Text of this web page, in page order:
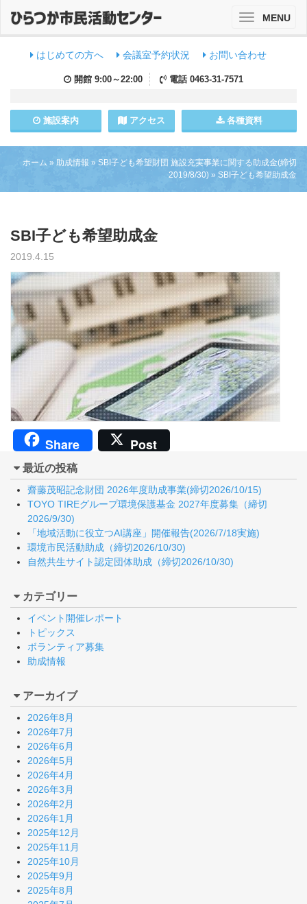
はじめての方へ 会議室予約状況 お問い合わせ
開館 9:00～22:00 電話 0463-31-7571
施設案内 アクセス 各種資料
ToggleMENU
ホーム » 助成情報 » SBI子ども希望財団 施設充実事業に関する助成金(締切
2019/8/30) » SBI子ども希望助成金
SBI子ども希望助成金
2019.4.15
Share Post
最近の投稿
齋藤茂昭記念財団 2026年度助成事業(締切2026/10/15)
TOYO TIREグループ環境保護基金 2027年度募集（締切
2026/9/30)
「地域活動に役立つAI講座」開催報告(2026/7/18実施)
環境市民活動助成（締切2026/10/30)
自然共生サイト認定団体助成（締切2026/10/30)
カテゴリー
イベント開催レポート
トピックス
ボランティア募集
助成情報
アーカイブ
2026年8月
2026年7月
2026年6月
2026年5月
2026年4月
2026年3月
2026年2月
2026年1月
2025年12月
2025年11月
2025年10月
2025年9月
2025年8月